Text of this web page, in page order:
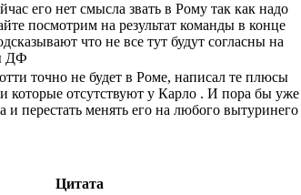
его нет смысла звать в Рому так как надо
посмотрим на результат команды в конце
что не все тут будут согласны на
ДФ
точно не будет в Роме, написал те плюсы
которые отсутствуют у Карло . И пора бы уже
и перестать менять его на любого вытуринего
Цитата